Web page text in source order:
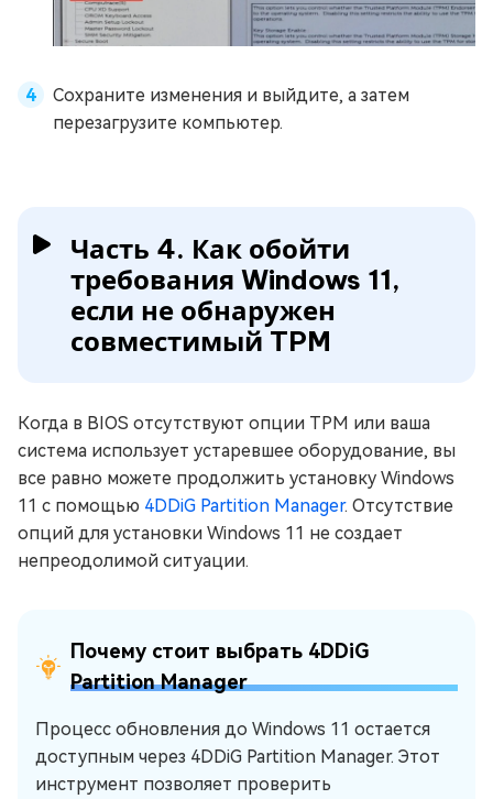
Сохраните изменения и выйдите, а затем
перезагрузите компьютер.
Часть 4. Как обойти
требования Windows 11,
если не обнаружен
совместимый TPM
Когда в BIOS отсутствуют опции TPM или ваша
система использует устаревшее оборудование, вы
все равно можете продолжить установку Windows
11 с помощью 4DDiG Partition Manager. Отсутствие
опций для установки Windows 11 не создает
непреодолимой ситуации.
Почему стоит выбрать 4DDiG
Partition Manager
Процесс обновления до Windows 11 остается
доступным через 4DDiG Partition Manager. Этот
инструмент позволяет проверить